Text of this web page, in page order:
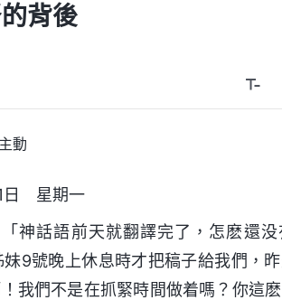
背後
動
日 星期一
神話語前天就翻譯完了，怎麽還没
9號晚上休息時才把稿子給我們，
我們不是在抓緊時間做着嗎？你這